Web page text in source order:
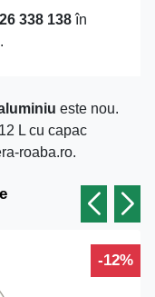
338 138în
este nou.
L cu capac
roaba.ro.
-12%